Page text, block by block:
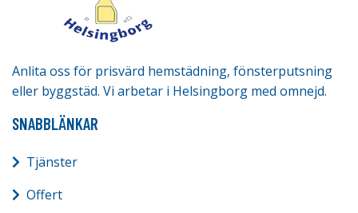
Anlita oss för prisvärd hemstädning, fönsterputsning
eller byggstäd. Vi arbetar i Helsingborg med omnejd.
SNABBLÄNKAR
Tjänster
Offert